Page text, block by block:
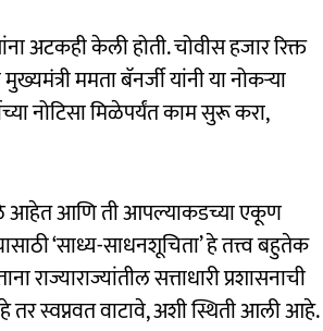
अटकही केली होती. चोवीस हजार रिक्त
ममता बॅनर्जी यांनी या नोकऱ्या
नोटिसा मिळेपर्यंत काम सुरू करा,
आहेत आणि ती आपल्याकडच्या एकूण
‘साध्य-साधनशूचिता’ हे तत्त्व बहुतेक
सत्ताधारी प्रशासनाची
तर स्वप्नवत वाटावे, अशी स्थिती आली आहे.